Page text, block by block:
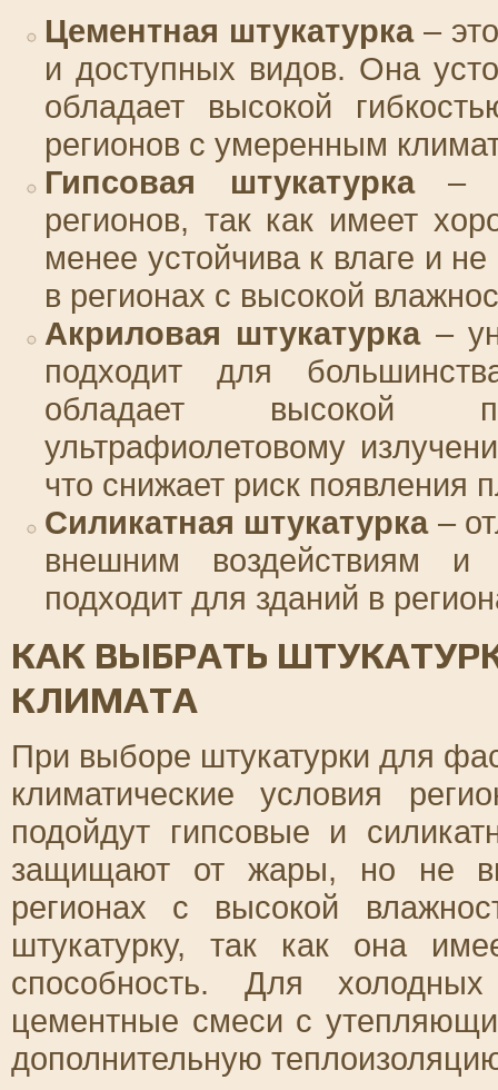
Цементная штукатурка–
и доступных видов. Она
обладает высокой
регионов с умеренным
Гипсовая штукатурка–
регионов, так как имеет
менее устойчива к влаге и
в регионах с высокой
Акриловая штукатурка–
подходит для
обладает высокой
ультрафиолетовому
что снижает риск появления
Силикатная штукатурка–
внешним воздействиям и
подходит для зданий в
КАК ВЫБРАТЬ
КЛИМАТА
При выборе штукатурки для
климатические условия
подойдут гипсовые и
защищают от жары, но не
регионах с высокой
штукатурку, так как она
способность. Для
цементные смеси с
дополнительную